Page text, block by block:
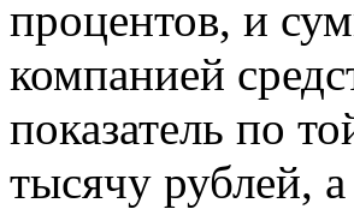
процентов, и
компанией
показатель по
тысячу рублей,